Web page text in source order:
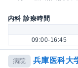
内科 診療時間
09:00-16:45
病院 兵庫医科大